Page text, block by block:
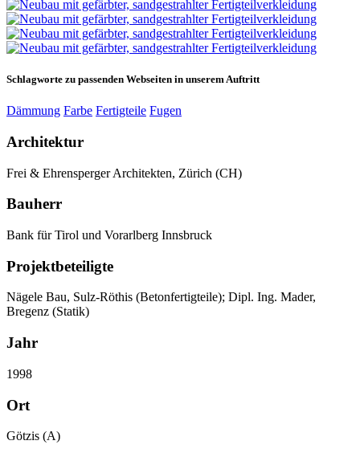
Schlagworte zu passenden Webseiten in unserem Auftritt
Dämmung Farbe Fertigteile Fugen
Architektur
Frei & Ehrensperger Architekten, Zürich (CH)
Bauherr
Bank für Tirol und Vorarlberg Innsbruck
Projektbeteiligte
Nägele Bau, Sulz-Röthis (Betonfertigteile); Dipl. Ing. Mader,
Bregenz (Statik)
Jahr
1998
Ort
Götzis (A)